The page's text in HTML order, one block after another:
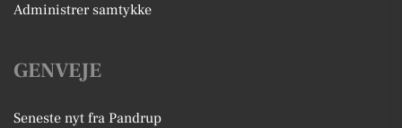
Administrer samtykke
GENVEJE
Seneste nyt fra Pandrup